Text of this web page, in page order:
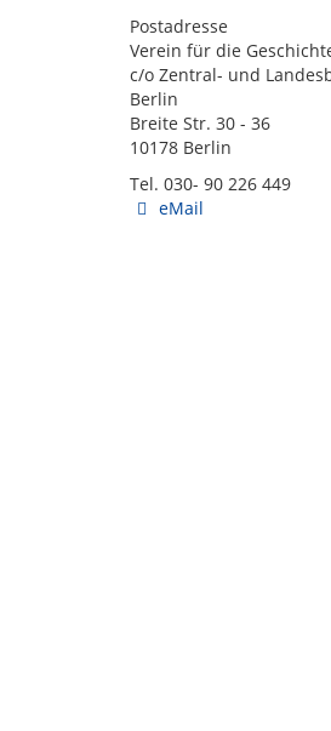
Postadresse
Verein für die
c/o Zentral- und
Berlin
Breite Str. 30 - 36
10178 Berlin
Tel. 030- 90 226 449
eMail